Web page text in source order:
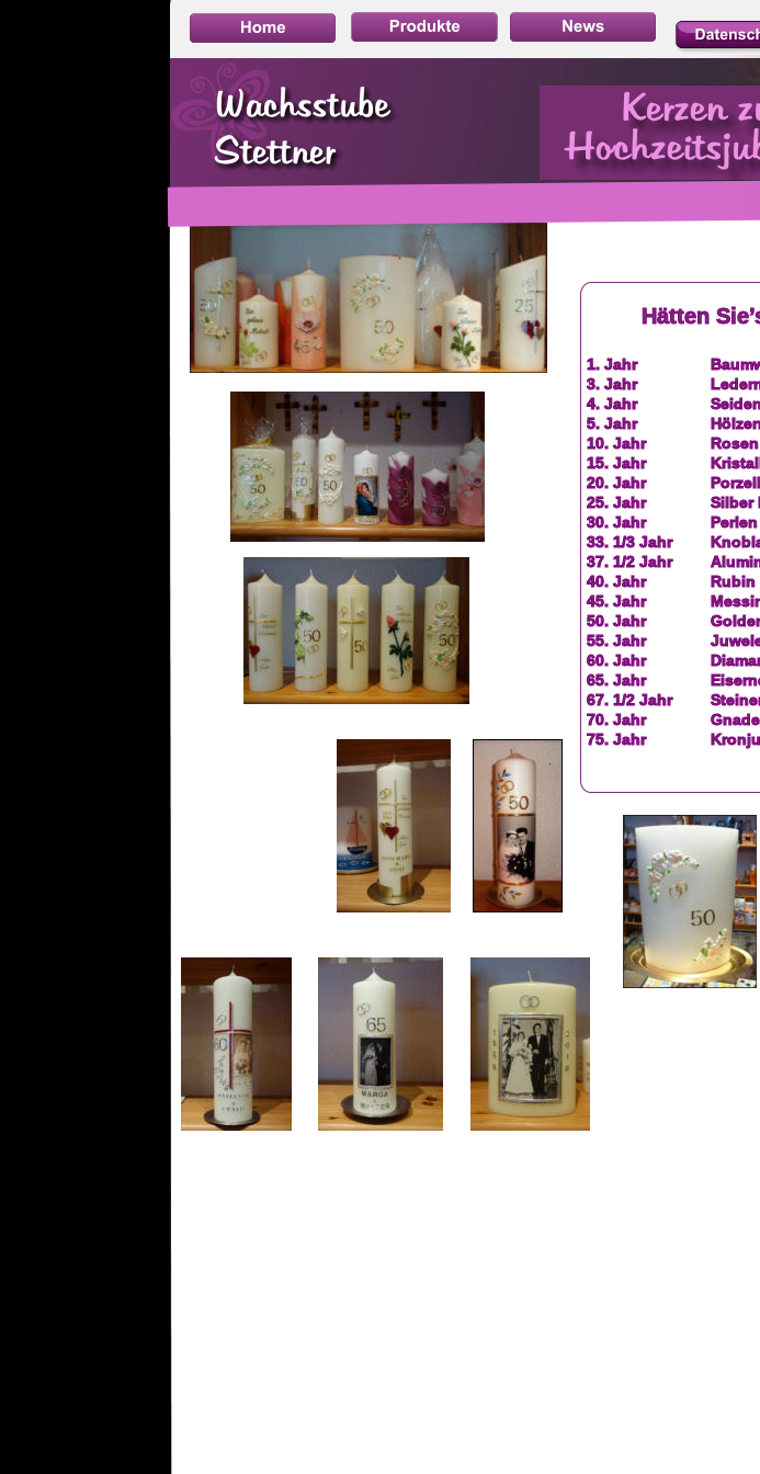
Hätten
1. Jahr
3. Jahr
4. Jahr
5. Jahr
10. Jahr
15. Jahr
20. Jahr
25. Jahr
Silber
30. Jahr
33. 1/3 Jahr
37. 1/2 Jahr
40. Jahr
Rubin
45. Jahr
50. Jahr
55. Jahr
60. Jahr
65. Jahr
67. 1/2 Jahr
70. Jahr
75. Jahr